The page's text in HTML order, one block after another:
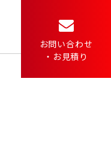
お問い合わせ
・お見積り